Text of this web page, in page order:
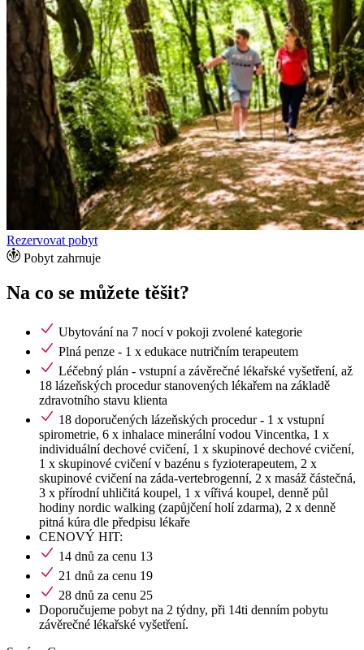
Rezervovat pobyt
Pobyt zahrnuje
Na co se můžete těšit?
Ubytování na 7 nocí v pokoji zvolené kategorie
Plná penze - 1 x edukace nutričním terapeutem
Léčebný plán - vstupní a závěrečné lékařské vyšetření, až
18 lázeňských procedur stanovených lékařem na základě
zdravotního stavu klienta
18 doporučených lázeňských procedur - 1 x vstupní
spirometrie, 6 x inhalace minerální vodou Vincentka, 1 x
individuální dechové cvičení, 1 x skupinové dechové cvičení,
1 x skupinové cvičení v bazénu s fyzioterapeutem, 2 x
skupinové cvičení na záda-vertebrogenní, 2 x masáž částečná,
3 x přírodní uhličitá koupel, 1 x vířivá koupel, denně půl
hodiny nordic walking (zapůjčení holí zdarma), 2 x denně
pitná kúra dle předpisu lékaře
CENOVÝ HIT:
14 dnů za cenu 13
21 dnů za cenu 19
28 dnů za cenu 25
Doporučujeme pobyt na 2 týdny, při 14ti denním pobytu
závěrečné lékařské vyšetření.